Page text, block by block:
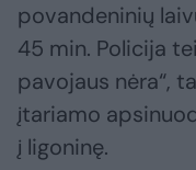
povandeninių
45 min. Policija
pavojaus nėra“,
įtariamo
į ligoninę.